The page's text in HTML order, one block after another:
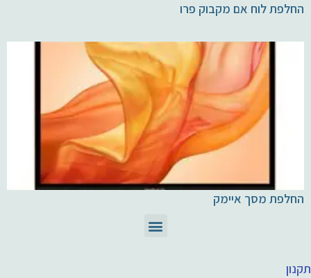
החלפת לוח אם מקבוק פרו
החלפת מסך איימק
תקנון